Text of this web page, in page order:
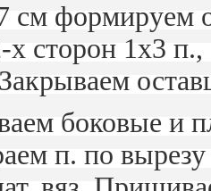
см формируем
х сторон 1х3
боковые и
п. по